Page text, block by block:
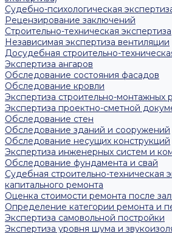
Судебно-психологическая
Рецензирование заключений
Строительно-техническая экспертиза
Независимая экспертиза вентиляции
Досудебная строительно-
Экспертиза ангаров
Обследование состояния фасадов
Обследование кровли
Экспертиза строительно-монтажных
Экспертиза проектно-сметной
Обследование стен
Обследование зданий и сооружений
Обследование несущих конструкций
Экспертиза инженерных систем и
Обследование фундамента и свай
Судебная строительно-техническая
капитального ремонта
Оценка стоимости ремонта после
Определение категории ремонта и
Экспертиза самовольной постройки
Экспертиза уровня шума и